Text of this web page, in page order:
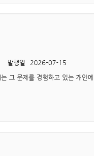
발행일
2026-07-15